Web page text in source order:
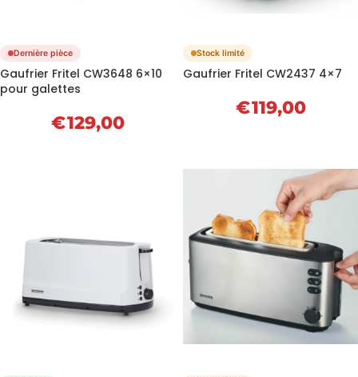
Dernière pièce
Gaufrier Fritel CW3648 6×10
pour galettes
€129,00
Stock limité
Gaufrier Fritel CW2437 4×7
€119,00